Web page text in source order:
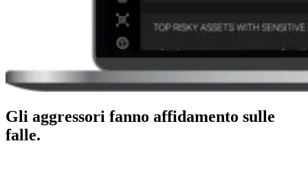
Gli aggressori fanno affidamento sulle
falle.